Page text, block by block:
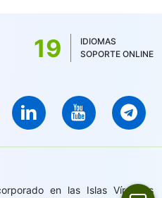
19
IDIOMAS
SOPORTE ONLINE
en las Islas Vírgenes